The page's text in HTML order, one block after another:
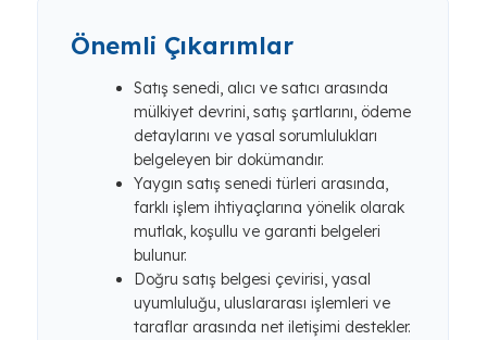
Önemli Çıkarımlar
Satış senedi, alıcı ve satıcı arasında
mülkiyet devrini, satış şartlarını, ödeme
detaylarını ve yasal sorumlulukları
belgeleyen bir dokümandır.
Yaygın satış senedi türleri arasında,
farklı işlem ihtiyaçlarına yönelik olarak
mutlak, koşullu ve garanti belgeleri
bulunur.
Doğru satış belgesi çevirisi, yasal
uyumluluğu, uluslararası işlemleri ve
taraflar arasında net iletişimi destekler.